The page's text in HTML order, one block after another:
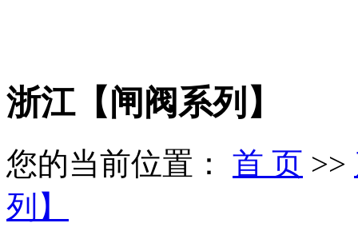
浙江【闸阀系列】
您的当前位置： 首 页 >>
列】